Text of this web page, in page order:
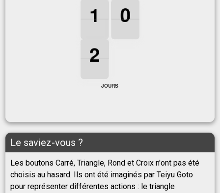
1
1
1
1 0
0
0
0
2
2
2
2
JOURS
Le saviez-vous ?
Les boutons Carré, Triangle, Rond et Croix n'ont pas été
choisis au hasard. Ils ont été imaginés par Teiyu Goto
pour représenter différentes actions : le triangle